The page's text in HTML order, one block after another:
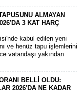
ALMAYAN
3 KAT HARÇ
kabul edilen yeni
ve henüz tapu işlemlerini
vatandaşı yakından
BELLİ OLDU:
2026'DA NE KADAR